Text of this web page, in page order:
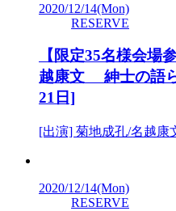
2020/12/14(Mon)
RESERVE
【限定35名様会場
越康文 紳士の語ら
21日]
[出演] 菊地成孔/名越康
2020/12/14(Mon)
RESERVE